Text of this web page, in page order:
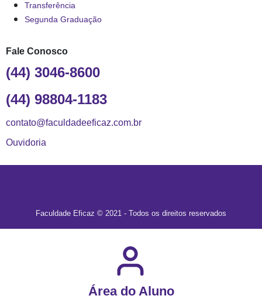
Transferência
Segunda Graduação
Fale Conosco
(44) 3046-8600
(44) 98804-1183
contato@faculdadeeficaz.com.br
Ouvidoria
Faculdade Eficaz © 2021 - Todos os direitos reservados
Área do Aluno